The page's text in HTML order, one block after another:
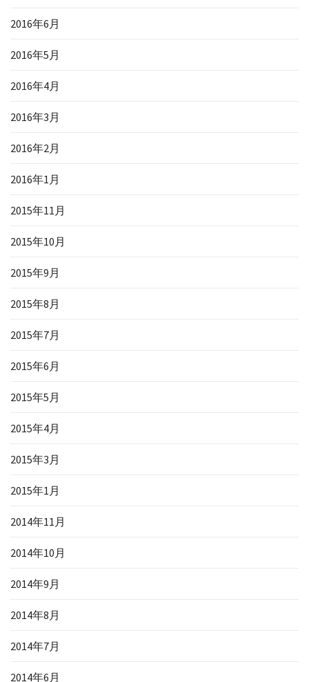
2016年6月
2016年5月
2016年4月
2016年3月
2016年2月
2016年1月
2015年11月
2015年10月
2015年9月
2015年8月
2015年7月
2015年6月
2015年5月
2015年4月
2015年3月
2015年1月
2014年11月
2014年10月
2014年9月
2014年8月
2014年7月
2014年6月